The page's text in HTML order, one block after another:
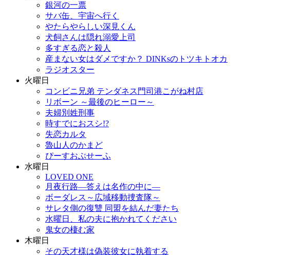
銀河の一票
サバ缶、宇宙へ行く
やたらやらしい深見くん
犬飼さんは隠れ溺愛上司
多すぎる恋と殺人
産まない女はダメですか？ DINKsのトツキトオカ
ラジオスター
火曜日
コンビニ兄弟 テンダネス門司港こがね村店
リボーン ～最後のヒーロー～
夫婦別姓刑事
時すでにおスシ!?
失恋カルタ
魯山人のかまど
ぴーすおぶせーふ
水曜日
LOVED ONE
月夜行路―答えは名作の中に―
ボーダレス～広域移動捜査隊～
サレタ側の復讐 同盟を結んだ妻たち
水曜日、私の夫に抱かれてください
鬼女の棲む家
木曜日
その天才様は偽装彼女に執着する